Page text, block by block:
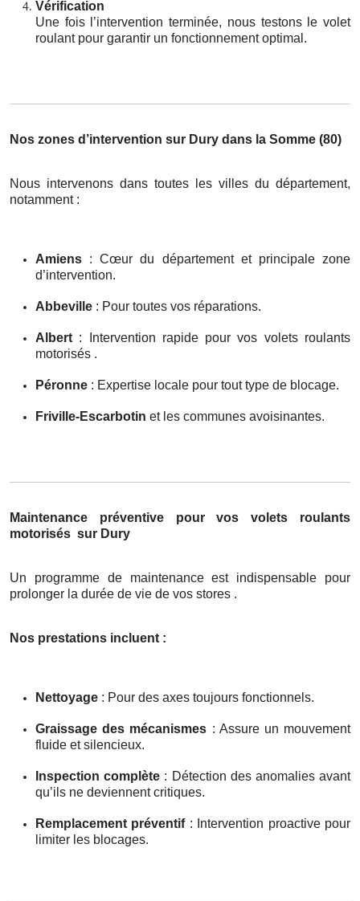
Vérification
Une fois l’intervention terminée, nous testons le volet
roulant pour garantir un fonctionnement optimal.
Nos zones d’intervention sur Dury dans la Somme (80)
Nous intervenons dans toutes les villes du département,
notamment :
Amiens : Cœur du département et principale zone
d’intervention.
Abbeville : Pour toutes vos réparations.
Albert : Intervention rapide pour vos volets roulants
motorisés .
Péronne : Expertise locale pour tout type de blocage.
Friville-Escarbotin et les communes avoisinantes.
Maintenance préventive pour vos volets roulants
motorisés sur Dury
Un programme de maintenance est indispensable pour
prolonger la durée de vie de vos stores .
Nos prestations incluent :
Nettoyage : Pour des axes toujours fonctionnels.
Graissage des mécanismes : Assure un mouvement
fluide et silencieux.
Inspection complète : Détection des anomalies avant
qu’ils ne deviennent critiques.
Remplacement préventif: Intervention proactive pour
limiter les blocages.